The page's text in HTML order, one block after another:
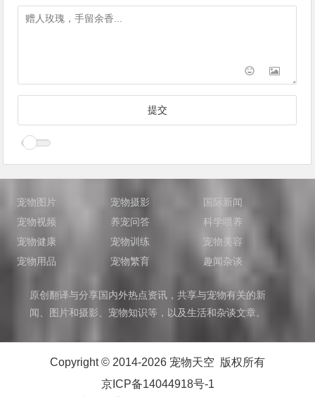
宠物图片 宠物摄影
国际新闻
宠物视频
养宠问答
科学喂养
宠物健康
宠物训练
宠物美容
宠物用品
宠物繁育 趣闻杂谈
原创翻译与分享国内外热点资讯，共享与宠物有关的新
闻、图片和摄影、宠物知识等，以及生活和杂谈文章。
Copyright © 2014-2026 宠物天空 版权所有
京ICP备14044918号-1